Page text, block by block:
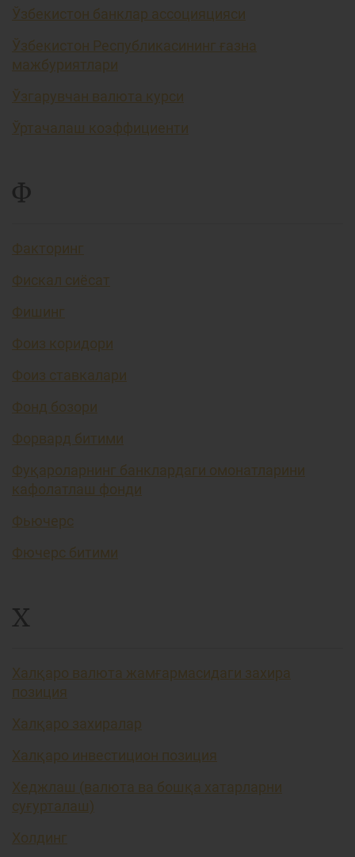
Ўзбекистон банклар ассоцияцияси
Ўзбекистон Республикасининг ғазна
мажбуриятлари
Ўзгарувчан валюта курси
Ўртачалаш коэффициенти
Ф
Факторинг
Фискал сиёсат
Фишинг
Фоиз коридори
Фоиз ставкалари
Фонд бозори
Форвард битими
Фуқароларнинг банклардаги омонатларини
кафолатлаш фонди
Фьючерс
Фючерс битими
Х
Халқаро валюта жамғармасидаги захира
позиция
Халқаро захиралар
Халқаро инвестицион позиция
Хеджлаш (валюта ва бошқа хатарларни
суғурталаш)
Холдинг